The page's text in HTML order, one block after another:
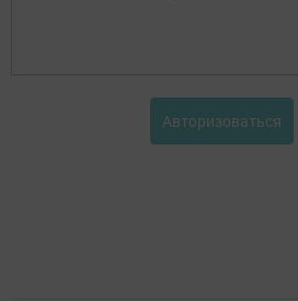
Авторизоваться